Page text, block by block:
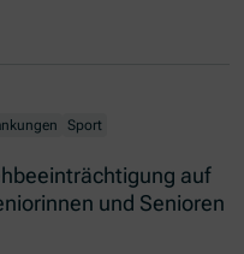
Sport
auf
und Senioren